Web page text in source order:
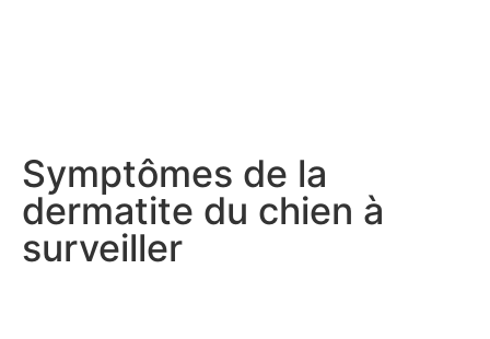
Symptômes de la
dermatite du chien à
surveiller